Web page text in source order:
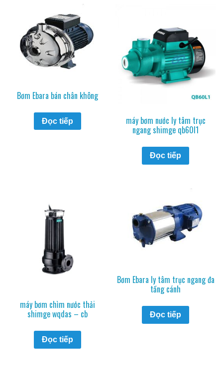
Bơm Ebara bán chân không
Đọc tiếp máy bơm nước ly tâm trục
ngang shimge qb60l1
Đọc tiếp
máy bơm chìm nước thải
shimge wqdas – cb
Đọc tiếp
Bơm Ebara ly tâm trục ngang đa
tầng cánh
Đọc tiếp